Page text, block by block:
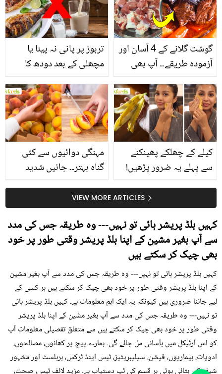
تربوز پر پانی نہ پینا یا
مچھلی کے بعد دودھ کا
سے متعلق غلط فہمیوں کی
حقیقت کیا ہے اور افواہ
کیا؟
گوشت گلانے کے 4 آسان اور
آزمودہ طریقے۔۔ آپ بھی
بتائے راز
مہنگی دوائیوں سے کئی
گناہ بہتر۔۔ جانیں شدید
کیوں کھانا چاہیے؟
کیلے کے چھلکے پھینکنے
سے پہلے یہ ضرور پڑھیں!
سستا اور قدرتی حلVIEW MORE ARTICLES
کہیں بلڈ پریشر ہائی تو نہیں--- وہ طریقہ جس کی مدد
سے آپ بغیر مشین کے اپنا بلڈ پریشر وقتی طور پر خود
بھی چیک کر سکتے ہیں
کہیں بلڈ پریشر ہائی تو نہیں--- وہ طریقہ جس کی مدد سے آپ بغیر مشین
کے اپنا بلڈ پریشر وقتی طور پر خود بھی چیک کر سکتے ہیں ہر کسی کے
لیے جاننا ضروری ہیں کیونکہ یہ ایک اہم معلومات ہے۔ کہیں بلڈ پریشر ہائی
تو نہیں--- وہ طریقہ جس کی مدد سے آپ بغیر مشین کے اپنا بلڈ پریشر
وقتی طور پر خود بھی چیک کر سکتے ہیں سے متعلق تفصیلی معلومات آپ
کو اس آرٹیکل میں بآسانی مل جائے گی۔ ہمارے پیج پر کھانوں، مصالحوں،
ادویات، بیماریوں، فیشن، سیلیبریٹیز، ٹپس اینڈ ٹرکس، ہربلسٹ اور مشہور
شیف کی بتائی ہوئی ہر قسم کی ٹپ دستیاب ہے۔ مزید لائف ٹپس، صحت،